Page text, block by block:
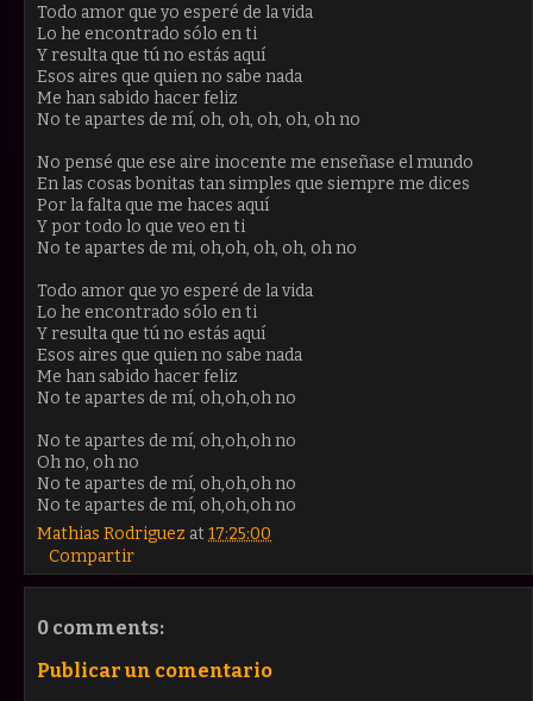
Todo amor que yo esperé de la vida
Lo he encontrado sólo en ti
Y resulta que tú no estás aquí
Esos aires que quien no sabe nada
Me han sabido hacer feliz
No te apartes de mí, oh, oh, oh, oh, oh no
No pensé que ese aire inocente me enseñase el mundo
En las cosas bonitas tan simples que siempre me dices
Por la falta que me haces aquí
Y por todo lo que veo en ti
No te apartes de mi, oh,oh, oh, oh, oh no
Todo amor que yo esperé de la vida
Lo he encontrado sólo en ti
Y resulta que tú no estás aquí
Esos aires que quien no sabe nada
Me han sabido hacer feliz
No te apartes de mí, oh,oh,oh no
No te apartes de mí, oh,oh,oh no
Oh no, oh no
No te apartes de mí, oh,oh,oh no
No te apartes de mí, oh,oh,oh no
Mathias Rodriguez at 17:25:00
Compartir
0 comments:
Publicar un comentario